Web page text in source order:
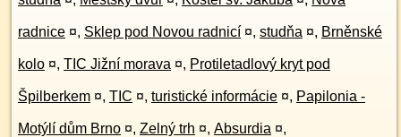
radnice ¤, Sklep pod Novou radnicí ¤, studňa ¤, Brněnské
kolo ¤, TIC Jižní morava ¤, Protiletadlový kryt pod
Špilberkem ¤, TIC ¤, turistické informácie ¤, Papilonia -
Motýlí dům Brno ¤, Zelný trh ¤, Absurdia ¤,